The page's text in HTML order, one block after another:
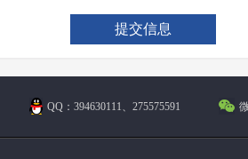
QQ：394630111、275575591